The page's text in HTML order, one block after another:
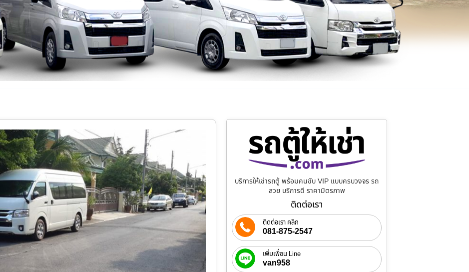
บริการให้เช่ารถตู้ พร้อมคนขับ VIP แบบครบวงจร รถ
สวย บริการดี ราคามิตรภาพ
ติดต่อเรา
ติดต่อเรา คลิก
081-875-2547
เพิ่มเพื่อน Line
van958